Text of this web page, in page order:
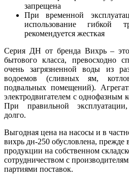
запрещена
При временной
использование гибкой
рекомендуется жесткая
Серия ДН от бренда Вихрь – это
бытового класса, превосходно
очень загрязненной воды из
водоемов (сливных ям,
подвальных помещений).
электродвигателем с однофазным
При правильной
долго.
Выгодная цена на насосы и в
вихрь дн-250 обусловлена, прежде
продукции на собственном
сотрудничеством с
партиями поставок.